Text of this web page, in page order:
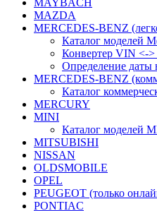
MAYBACH
MAZDA
MERCEDES-BENZ
Каталог моделей
Конвертер VIN <-
Определение даты
MERCEDES-BENZ
Каталог
MERCURY
MINI
Каталог моделей
MITSUBISHI
NISSAN
OLDSMOBILE
OPEL
PEUGEOT (только
PONTIAC